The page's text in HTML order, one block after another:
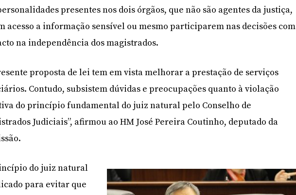
presentes nos dois órgãos, que não são agentes da justiça,
acesso a informação sensível ou mesmo participarem nas decisões com
na independência dos magistrados.
proposta de lei tem em vista melhorar a prestação de serviços
Contudo, subsistem dúvidas e preocupações quanto à violação
do princípio fundamental do juiz natural pelo Conselho de
Judiciais”, afirmou ao HM José Pereira Coutinho, deputado da
do juiz natural
para evitar que